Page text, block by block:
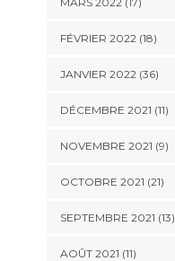
FÉVRIER 2022 (18)
JANVIER 2022 (36)
DÉCEMBRE 2021 (11)
NOVEMBRE 2021 (9)
OCTOBRE 2021 (21)
SEPTEMBRE 2021 (13)
AOÛT 2021 (11)